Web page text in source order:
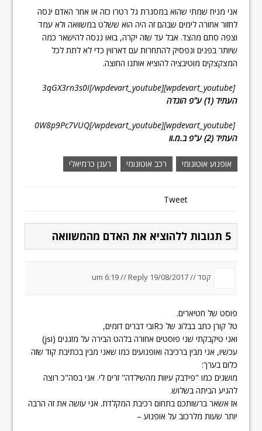
אני מניח שמתי שהוא במסגרת גל רטרו כזה או אחר האדם ינסה
לחזור אחורה לימים שבהם זה היה הוא ששלט במשוואה ולא עמד
וצפה סתם מהצד. אבל עד שזה יקרה, בואו ננסה להישאר כמה
שיותר בפנים ונפסיק להתחרות עם דארווין כדי לא לתת לכל
המצקצקים מוטיבציה להוציא אותנו החוצה.
[wpdevart_youtube]3qGX3rn3s0I[/wpdevart_youtube]
העתיד (1) ע"פ הונדה
[wpdevart_youtube]0W8p9Pc7VUQ[/wpdevart_youtube]
העתיד (2) ע"פ ב.מ.וו
אופנוע אוטונומי רכב אוטונומי רענן כרמיאלי
Tweet
5 תגובות ללהוציא את האדם מהמשוואה
קסד //19/08/2017 um 6:19
//Reply
פוסט של חטיארים.
טל קורן כתב בבלוג של כRובי דברים דומים,
ואני טיקבקתי שני פוסטים אחורה בלהט הבירה על מזגנים (וjs)
עכשיו, אני מבין ברכיבה ואופנועים כמו שאני מבין בכתיבת קוד שזה
כלום בערך:
מושגים כמו "פידבק עיוות מהשילדה" זרים לי. אני בסה"כ רוצה
להגיע הביתה בשלוש.
אז אשאר ברשותכם בתחום רכיבת המקלדת. אני עושה את זה הרבה
יותר שעות מלרכוב על אופנוע –